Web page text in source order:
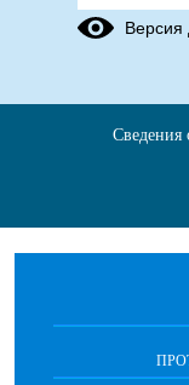
ТатьянаВерсия
Сведения